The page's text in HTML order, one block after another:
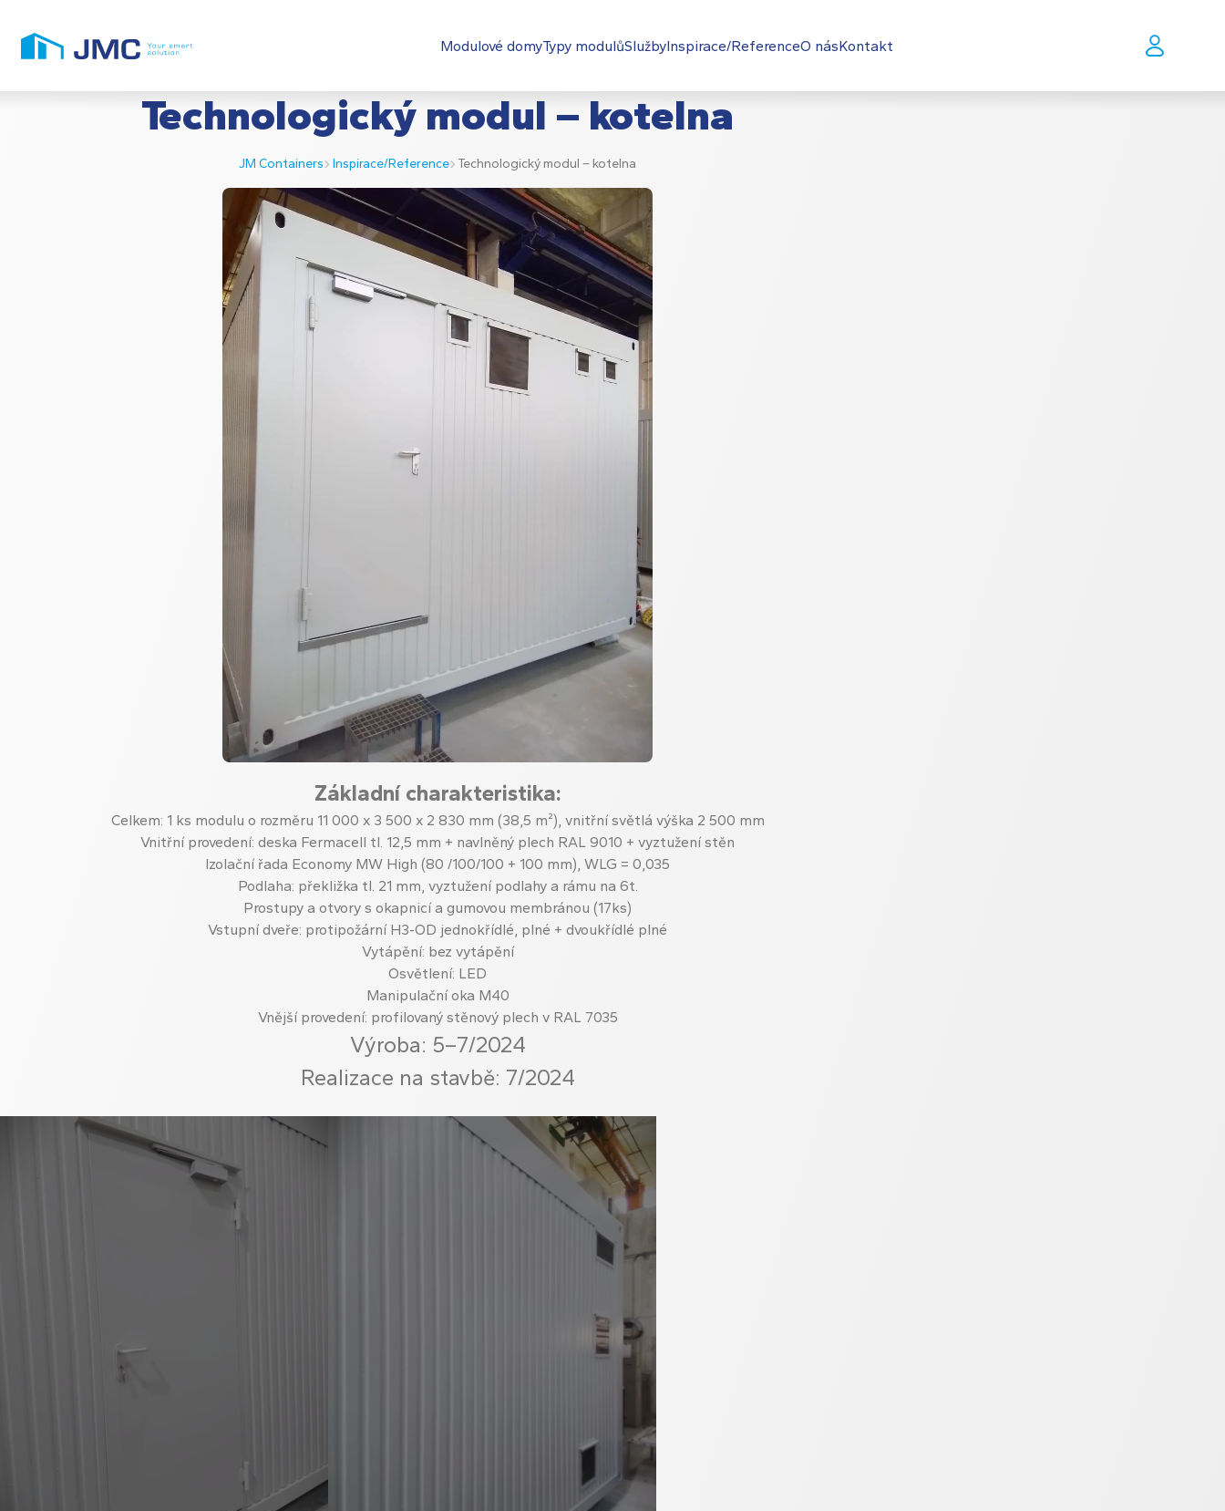
Modulové domyTypy modulůSlužbyInspirace/ReferenceO násKontakt
Technologický modul – kotelna
JM Containers Inspirace/Reference Technologický modul – kotelna
Základní charakteristika:
Celkem: 1 ks modulu o rozměru 11 000 x 3 500 x 2 830 mm (38,5 m²), vnitřní světlá výška 2 500 mm
Vnitřní provedení: deska Fermacell tl. 12,5 mm + navlněný plech RAL 9010 + vyztužení stěn
Izolační řada Economy MW High (80 /100/100 + 100 mm), WLG = 0,035
Podlaha: překližka tl. 21 mm, vyztužení podlahy a rámu na 6t.
Prostupy a otvory s okapnicí a gumovou membránou (17ks)
Vstupní dveře: protipožární H3-OD jednokřídlé, plné + dvoukřídlé plné
Vytápění: bez vytápění
Osvětlení: LED
Manipulační oka M40
Vnější provedení: profilovaný stěnový plech v RAL 7035
Výroba: 5–7/2024
Realizace na stavbě: 7/2024